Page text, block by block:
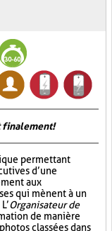
finalement!
permettant
d’une
aux
qui mènent à un
Organisateur de
de manière
classées dans